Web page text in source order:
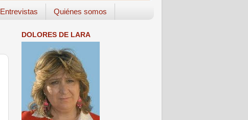
Entrevistas Quiénes somos
DOLORES DE LARA